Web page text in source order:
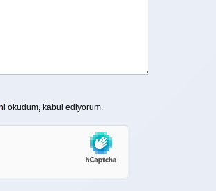
okudum, kabul ediyorum.